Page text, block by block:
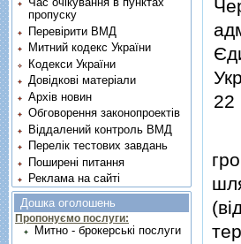
22
пропуску
Перевірити ВМД
Митний кодекс України
Кодекси України
Довідкові матеріали
Архів новин
Обговорення законопроектів
Віддалений контроль ВМД
Перелік тестових завдань
Поширені питання
Реклама на сайті
Дошка оголошень
Пропонуємо послуги:
Митно - брокерські послуги